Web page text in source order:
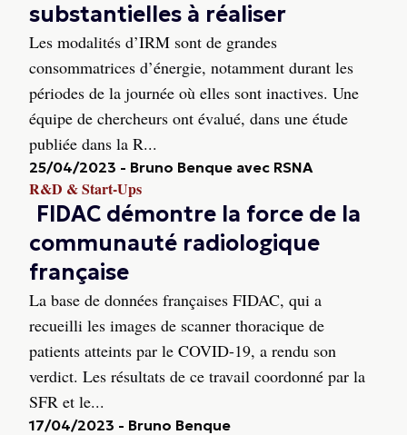
substantielles à réaliser
Les modalités d’IRM sont de grandes
consommatrices d’énergie, notamment durant les
périodes de la journée où elles sont inactives. Une
équipe de chercheurs ont évalué, dans une étude
publiée dans la R...
25/04/2023 - Bruno Benque avec RSNA
R&D & Start-Ups
FIDAC démontre la force de la
communauté radiologique
française
La base de données françaises FIDAC, qui a
recueilli les images de scanner thoracique de
patients atteints par le COVID-19, a rendu son
verdict. Les résultats de ce travail coordonné par la
SFR et le...
17/04/2023 - Bruno Benque